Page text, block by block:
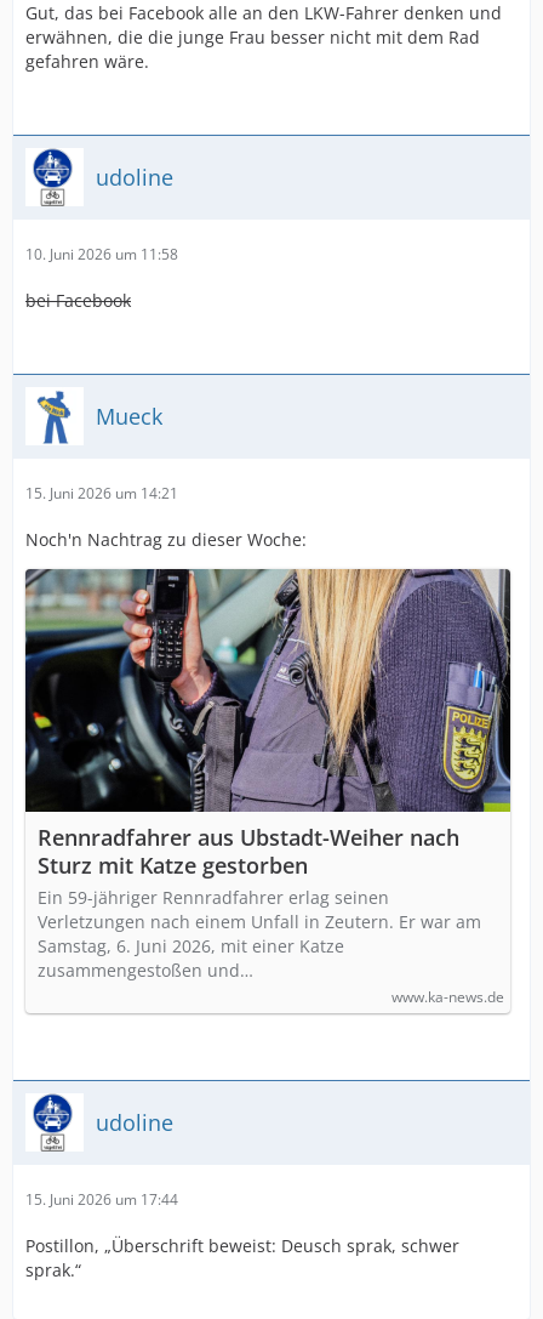
Gut, das bei Facebook alle an den LKW-Fahrer denken und
erwähnen, die die junge Frau besser nicht mit dem Rad
gefahren wäre.
udoline
10. Juni 2026 um 11:58
bei Facebook
Mueck
15. Juni 2026 um 14:21
Noch'n Nachtrag zu dieser Woche:
Rennradfahrer aus Ubstadt-Weiher nach
Sturz mit Katze gestorben
Ein 59-jähriger Rennradfahrer erlag seinen
Verletzungen nach einem Unfall in Zeutern. Er war am
Samstag, 6. Juni 2026, mit einer Katze
zusammengestoßen und…
www.ka-news.de
udoline
15. Juni 2026 um 17:44
Postillon, „Überschrift beweist: Deusch sprak, schwer
sprak.“